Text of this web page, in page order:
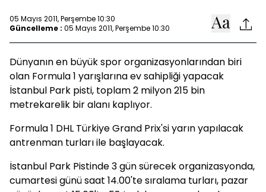
05 Mayıs 2011, Perşembe 10:30
Güncelleme : 05 Mayıs 2011, Perşembe 10:30
Dünyanın en büyük spor organizasyonlarından biri
olan Formula 1 yarışlarına ev sahipliği yapacak
İstanbul Park pisti, toplam 2 milyon 215 bin
metrekarelik bir alanı kaplıyor.
Formula 1 DHL Türkiye Grand Prix'si yarın yapılacak
antrenman turları ile başlayacak.
İstanbul Park Pistinde 3 gün sürecek organizasyonda,
cumartesi günü saat 14.00'te sıralama turları, pazar